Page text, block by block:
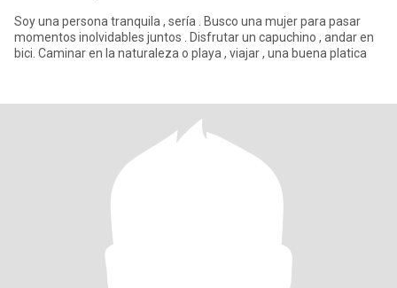
Soy una persona tranquila , sería . Busco una mujer para pasar
momentos inolvidables juntos . Disfrutar un capuchino , andar en
bici. Caminar en la naturaleza o playa , viajar , una buena platica